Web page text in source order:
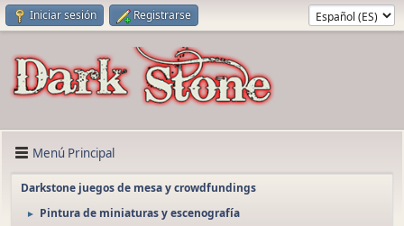
Iniciar sesión Registrarse
Menú Principal
Darkstone juegos de mesa y crowdfundings
► Pintura de miniaturas y escenografía